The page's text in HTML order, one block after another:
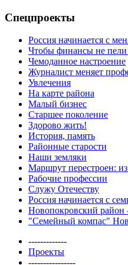
Спецпроекты
Россия начинается с
Чтобы финансы не
Чемоданное настроение
Журналист меняет
Увлечения
На карте района
Малый бизнес
Старшее поколение
Здорово жить!
История, память
Районные старости
Наши земляки
Маршрут перестроен: из
Рабочие профессии
Служу Отечеству
Россия начинается с
Новопокровский район
"Семейный компас"
-------------
Проекты
----------------